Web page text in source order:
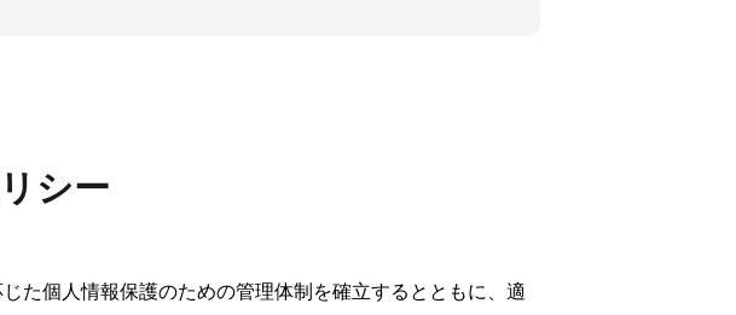
シー
た個人情報保護のための管理体制を確立するとともに、適